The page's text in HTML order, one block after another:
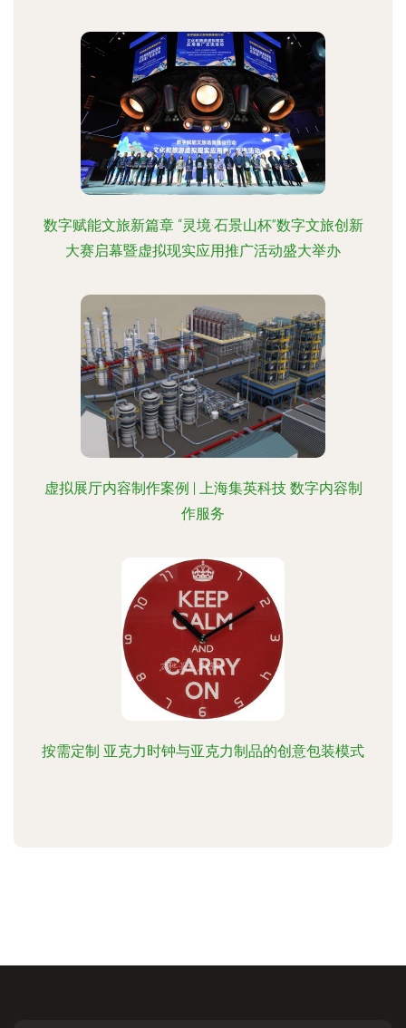
数字赋能文旅新篇章 “灵境·石景山杯”数字文旅创新
大赛启幕暨虚拟现实应用推广活动盛大举办
虚拟展厅内容制作案例 | 上海集英科技 数字内容制
作服务
按需定制 亚克力时钟与亚克力制品的创意包装模式